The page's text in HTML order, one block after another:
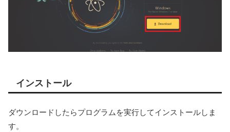
インストール
ダウンロードしたらプログラムを実行してインストールしま
す。